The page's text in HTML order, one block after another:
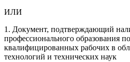
ИЛИ
1. Документ, подтверждающий
профессионального образования
квалифицированных рабочих в
технологий и технических наук